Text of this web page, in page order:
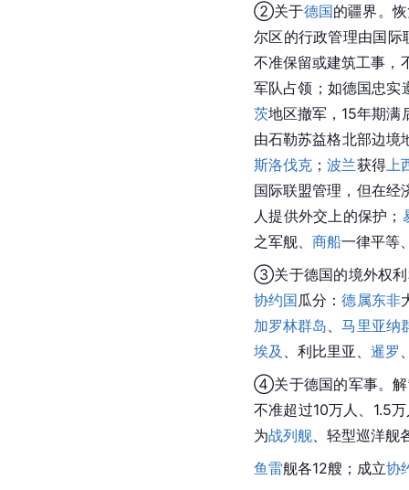
②关于德国的疆界。
尔区的行政管理由国际
不准保留或建筑工事，
军队占领；如德国忠实
茨地区撤军，15年期满
由石勒苏益格北部边境
斯洛伐克 ；波兰获得上
国际联盟管理，但在经
人提供外交上的保护；
之军舰、 商船一律平等
③关于德国的境外权利
协约国瓜分：德属东非
加罗林群岛 、马里亚纳
埃及
、利比里亚、 暹罗
④关于德国的军事。解
不准超过10万人、1.5
为战列舰 、轻型巡洋舰
鱼雷舰各12艘；成立协